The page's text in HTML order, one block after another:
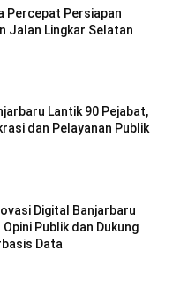
Percepat Persiapan
Jalan Lingkar Selatan
Lantik 90 Pejabat,
dan Pelayanan Publik
Digital Banjarbaru
Publik dan Dukung
Data